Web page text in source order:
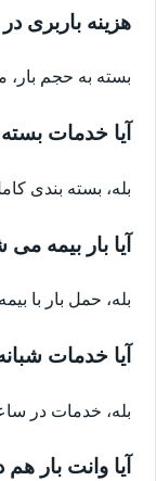
هزینه باربری
بسته به حجم
آیا خدمات
بله، بسته بندی
آیا بار بیمه
بله، حمل بار با
آیا خدمات
بله، خدمات در
آیا وانت بار هم